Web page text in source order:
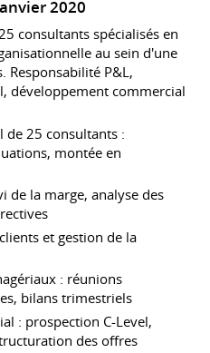
2020
consultants spécialisés en
au sein d'une
Responsabilité P&L,
développement commercial
de 25 consultants :
montée en
de la marge, analyse des
et gestion de la
: réunions
bilans trimestriels
: prospection C-Level,
des offres